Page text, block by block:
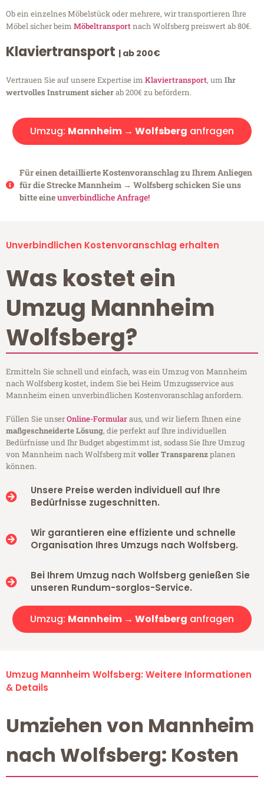
Ob ein einzelnes Möbelstück oder mehrere, wir transportieren Ihre
Möbel sicher beim Möbeltransportnach Wolfsberg preiswert ab 80€.
Klaviertransport | ab 200€
Vertrauen Sie auf unsere Expertise im Klaviertransport, um Ihr
wertvolles Instrument sicherab 200€ zu befördern.
Umzug: Mannheim → Wolfsberg anfragen
Für einen detaillierte Kostenvoranschlag zu Ihrem Anliegen
für die Strecke Mannheim → Wolfsberg schicken Sie uns
bitte eineunverbindliche Anfrage!
Unverbindlichen Kostenvoranschlag erhalten
Was kostet ein
Umzug Mannheim
Wolfsberg?
Ermitteln Sie schnell und einfach, was ein Umzug von Mannheim
nach Wolfsberg kostet, indem Sie bei Heim Umzugsservice aus
Mannheim einen unverbindlichen Kostenvoranschlag anfordern.
Füllen Sie unserOnline-Formularaus, und wir liefern Ihnen eine
maßgeschneiderte Lösung, die perfekt auf Ihre individuellen
Bedürfnisse und Ihr Budget abgestimmt ist, sodass Sie Ihre Umzug
von Mannheim nach Wolfsberg mitvoller Transparenzplanen
können.
Unsere Preise werden individuell auf Ihre
Bedürfnisse zugeschnitten.
Wir garantieren eine effiziente und schnelle
Organisation Ihres Umzugs nach Wolfsberg.
Bei Ihrem Umzug nach Wolfsberg genießen Sie
unseren Rundum-sorglos-Service.
Umzug: Mannheim → Wolfsberg anfragen
Umzug Mannheim Wolfsberg: Weitere Informationen
& Details
Umziehen von Mannheim
nach Wolfsberg: Kosten